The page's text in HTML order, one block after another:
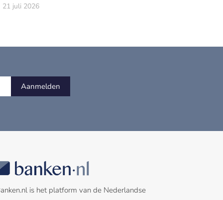
21 juli 2026
Aanmelden
is het platform van de Nederlandse